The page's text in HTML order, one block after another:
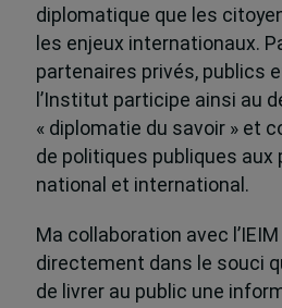
diplomatique que les
les enjeux internationaux.
partenaires privés, publics
l’Institut participe ainsi au
« diplomatie du savoir » et
de politiques publiques aux
national et international.
Ma collaboration avec
directement dans le souci
de livrer au public une